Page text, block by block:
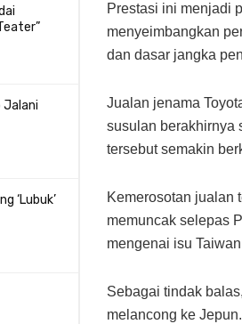
Jalani
‘Lubuk’
Prestasi ini menjadi
menyeimbangkan
dan dasar jangka
Jualan jenama
susulan berakhirnya
tersebut semakin
Kemerosotan jualan
memuncak selepas
mengenai isu
Sebagai tindak
melancong ke Jepun.